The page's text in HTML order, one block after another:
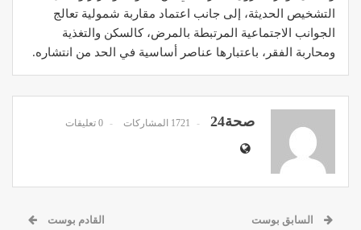
التشخيص الحديثة، إلى جانب اعتماد مقاربة شمولية تعالج
الجوانب الاجتماعية المرتبطة بالمرض، كالسكن والتغذية
ومحاربة الفقر، باعتبارها عناصر أساسية في الحد من انتشاره.
صحة24 1721 المشاركات 0 تعليقات
السابق بوست القادم بوست